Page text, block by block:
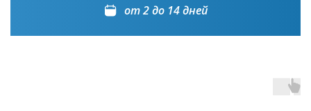
от 2 до 14 дней